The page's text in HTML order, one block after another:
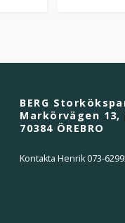
BERG
Markörvägen
70384 ÖREBRO
Kontakta Henrik 073-